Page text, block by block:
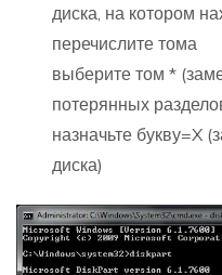
диска, на котором
перечислите тома
выберите том *
потерянных
назначьте букву=X
диска)